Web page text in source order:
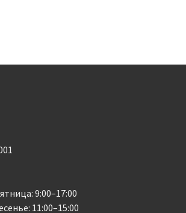
9:00–17:00
11:00–15:00